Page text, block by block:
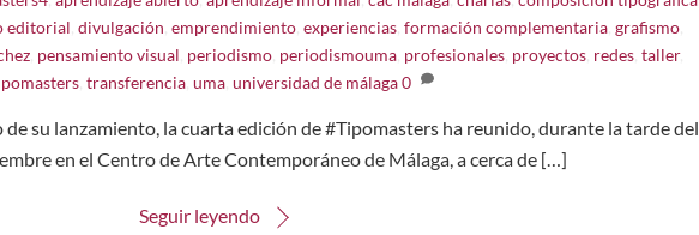
editorial ,divulgación ,emprendimiento ,experiencias ,formación complementaria ,grafismo
pensamiento visual periodismo periodismouma profesionales proyectos redes ,taller,
, transferencia, uma, universidad de málaga 0
su lanzamiento, la cuarta edición de #Tipomasters ha reunido, durante la tarde del
en el Centro de Arte Contemporáneo de Málaga, a cerca de […]
Seguir leyendo